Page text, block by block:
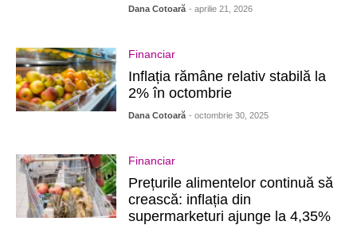
Dana Cotoară - aprilie 21, 2026
Financiar
Inflația rămâne relativ stabilă la
2% în octombrie
Dana Cotoară - octombrie 30, 2025
Financiar
Prețurile alimentelor continuă să
crească: inflația din
supermarketuri ajunge la 4,35%